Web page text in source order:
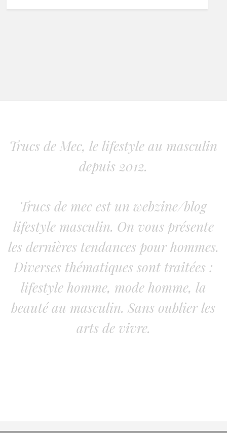
Trucs de Mec, le lifestyle au masculin
depuis 2012.
Trucs de mec est un webzine/blog
lifestyle masculin. On vous présente
les dernières tendances pour hommes.
Diverses thématiques sont traitées :
lifestyle homme, mode homme, la
beauté au masculin. Sans oublier les
arts de vivre.